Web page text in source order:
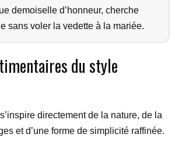
demoiselle d’honneur, cherche
sans voler la vedette à la mariée.
du style
directement de la nature, de la
et d’une forme de simplicité raffinée.